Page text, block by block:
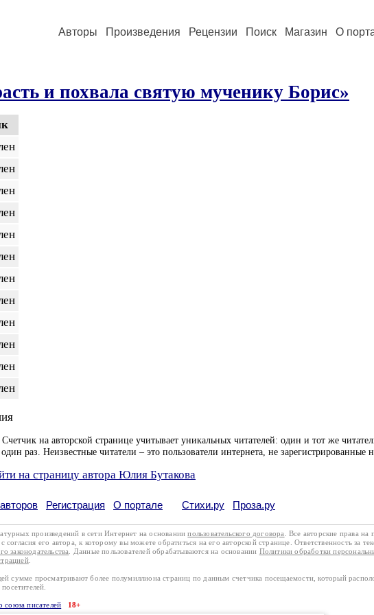
Авторы Произведения Рецензии Поиск Магазин О
и похвала святую мученику Борис»
на авторской странице учитывает уникальных читателей: один и тот же
раз. Неизвестные читатели – это пользователи интернета, не зарегистрированные
на страницу автора Юлия Бутакова
Регистрация О портале Стихи.ру Проза.ру
произведений в сети Интернет на основаниипользовательского договора
. Все авторские права на
согласия его автора, к которому вы можете обратиться на его авторской странице. Ответственность за
законодательства . Данные пользователей обрабатываются на основании Политики обработки
.
сумме просматривают более полумиллиона страниц по данным счетчика посещаемости, который
союза писателей 18+